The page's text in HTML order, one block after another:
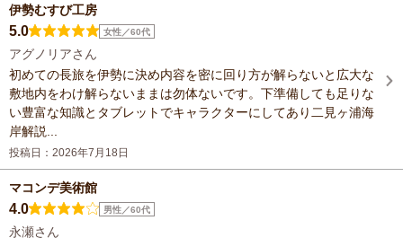
伊勢むすび工房
5.0 女性／60代
アグノリアさん
初めての長旅を伊勢に決め内容を密に回り方が解らないと広大な
敷地内をわけ解らないままは勿体ないです。下準備しても足りな
い豊富な知識とタブレットでキャラクターにしてあり二見ヶ浦海
岸解説...
投稿日：2026年7月18日
マコンデ美術館
4.0 男性／60代
永瀬さん